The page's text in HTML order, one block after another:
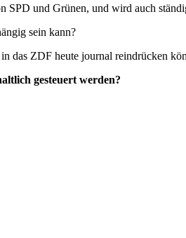
und Grünen, und wird auch
sein kann?
das ZDF heute journal reindrücken
gesteuert werden?